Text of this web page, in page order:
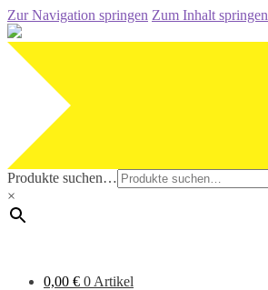
Zur Navigation springen Zum Inhalt springen
Produkte suchen…
×
0,00 € 0 Artikel